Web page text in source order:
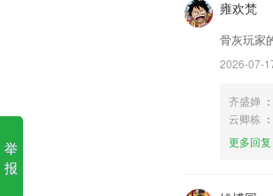
雍欢梵
骨灰玩家
2026-07-
齐盛婵
云卿栋
更多回复
举
报